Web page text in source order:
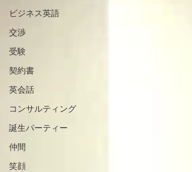
ビジネス英語
交渉
受験
契約書
英会話
コンサルティング
誕生パーティー
仲間
笑顔